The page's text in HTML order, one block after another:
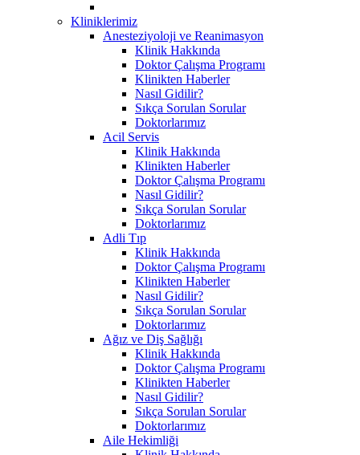
Kliniklerimiz
Anesteziyoloji ve Reanimasyon
Klinik Hakkında
Doktor Çalışma Programı
Klinikten Haberler
Nasıl Gidilir?
Sıkça Sorulan Sorular
Doktorlarımız
Acil Servis
Klinik Hakkında
Klinikten Haberler
Doktor Çalışma Programı
Nasıl Gidilir?
Sıkça Sorulan Sorular
Doktorlarımız
Adli Tıp
Klinik Hakkında
Doktor Çalışma Programı
Klinikten Haberler
Nasıl Gidilir?
Sıkça Sorulan Sorular
Doktorlarımız
Ağız ve Diş Sağlığı
Klinik Hakkında
Doktor Çalışma Programı
Klinikten Haberler
Nasıl Gidilir?
Sıkça Sorulan Sorular
Doktorlarımız
Aile Hekimliği